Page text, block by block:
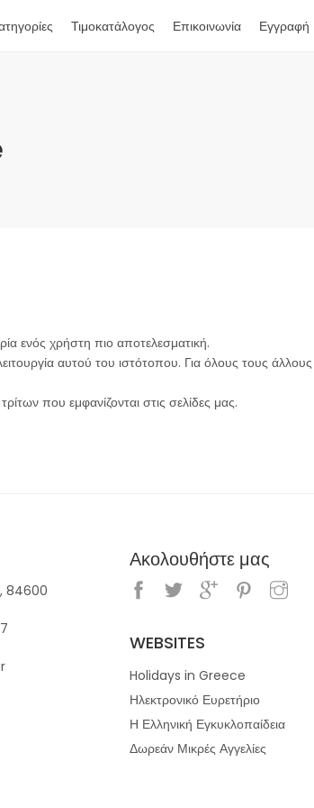
ενός χρήστη πιο αποτελεσματική.
αυτού του ιστότοπου. Για όλους τους
που εμφανίζονται στις σελίδες μας.
84600
Ακολουθήστε μας
WEBSITES
Holidays in Greece
Ηλεκτρονικό Ευρετήριο
Η Ελληνική Εγκυκλοπαίδεια
Δωρεάν Μικρές Αγγελίες
Τιμοκατάλογος Επικοινωνία Εγγραφή